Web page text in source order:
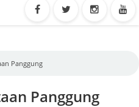
Panggung
Panggung